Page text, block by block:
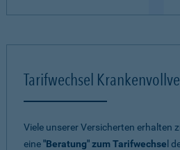
Tarifwechsel
Viele unserer Versicherten erhalten
eine"Beratung" zum Tarifwechse l